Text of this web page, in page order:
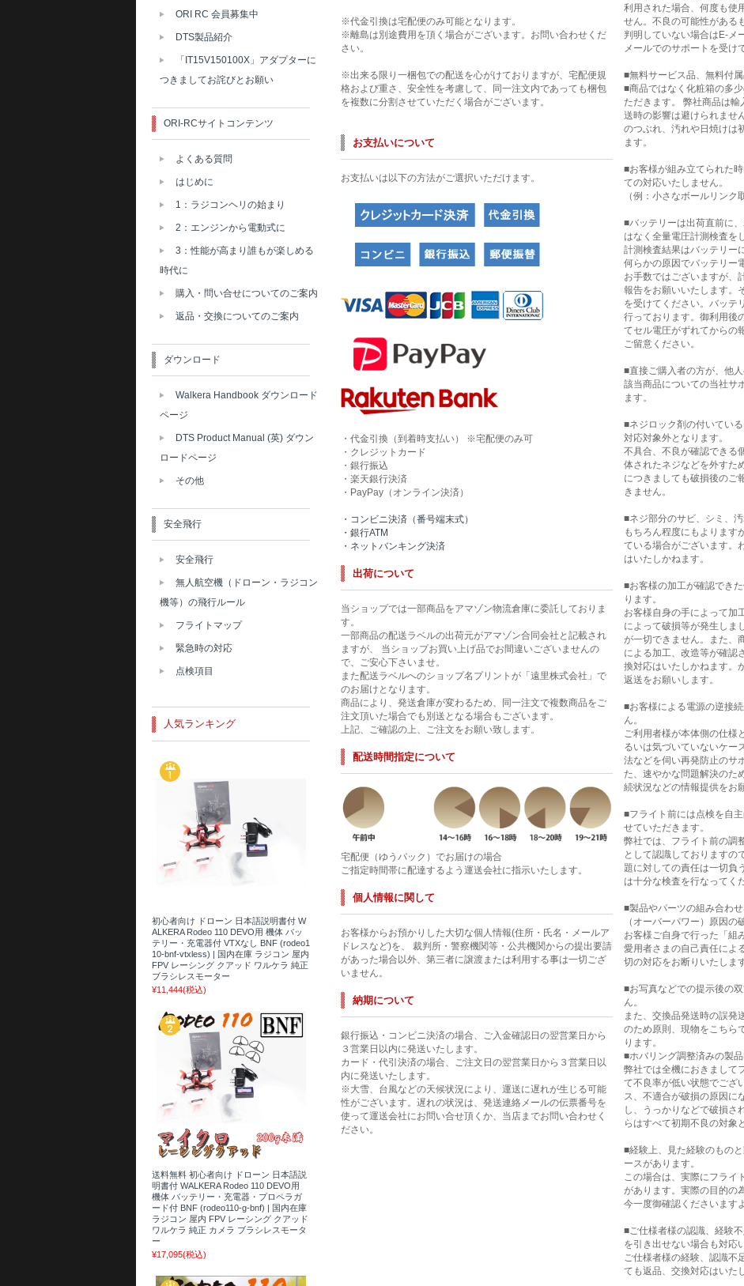
※代金引換は宅配便のみ可能となります。
※離島は別途費用を頂く場合がございます。お問い合わせくだ
さい。
※出来る限り一梱包での配送を心がけておりますが、宅配便規
格および重さ、安全性を考慮して、同一注文内であっても梱包
を複数に分割させていただく場合がございます。
お支払いについて
お支払いは以下の方法がご選択いただけます。
・代金引換（到着時支払い） ※宅配便のみ可
・クレジットカード
・銀行振込
・楽天銀行決済
・PayPay（オンライン決済）
・コンビニ決済（番号端末式）
・銀行ATM
・ネットバンキング決済
出荷について
当ショップでは一部商品をアマゾン物流倉庫に委託しておりま
す。
一部商品の配送ラベルの出荷元がアマゾン合同会社と記載され
ますが、 当ショップお買い上げ品でお間違いございませんの
で、ご安心下さいませ。
また配送ラベルへのショップ名プリントが「遠里株式会社」で
のお届けとなります。
商品により、発送倉庫が変わるため、同一注文で複数商品をご
注文頂いた場合でも別送となる場合もございます。
上記、ご確認の上、ご注文をお願い致します。
配送時間指定について
宅配便（ゆうパック）でお届けの場合
ご指定時間帯に配達するよう運送会社に指示いたします。
個人情報に関して
お客様からお預かりした大切な個人情報(住所・氏名・メールア
ドレスなど)を、 裁判所・警察機関等・公共機関からの提出要請
があった場合以外、第三者に譲渡または利用する事は一切ござ
いません。
納期について
銀行振込・コンビニ決済の場合、ご入金確認日の翌営業日から
３営業日以内に発送いたします。
カード・代引決済の場合、ご注文日の翌営業日から３営業日以
内に発送いたします。
※大雪、台風などの天候状況により、運送に遅れが生じる可能
性がございます。遅れの状況は、発送連絡メールの伝票番号を
使って運送会社にお問い合せ頂くか、当店までお問い合わせく
ださい。
利用された場合、何度も使
せん。不良の可能性がある
判明していない場合はE-メ
メールでのサポートを受け
■無料サービス品、無料付
■商品ではなく化粧箱の多
ただきます。 弊社商品は
送時の影響は避けられませ
のつぶれ、汚れや日焼けは
ます。
■お客様が組み立てられた
ての対応いたしません。
（例：小さなボールリンク
■バッテリーは出荷直前に
はなく全量電圧計測検査を
計測検査結果はバッテリー
何らかの原因でバッテリー
お手数ではございますが、
報告をお願いいたします。
を受けてください。バッテ
行っております。御利用後
てセル電圧がずれてからの
ご留意ください。
■直接ご購入者の方が、他
該当商品についての当社サ
ます。
■ネジロック剤の付いてい
対応対象外となります。
不具合、不良が確認できる
体されたネジなどを外すた
につきましても破損後のご
きません。
■ネジ部分のサビ、シミ、
もちろん程度にもよります
ている場合がございます。
はいたしかねます。
■お客様の加工が確認でき
ります。
お客様自身の手によって加
によって破損等が発生しま
が一切できません。また、
による加工、改造等が確認
換対応はいたしかねます。
返送をお願いします。
■お客様による電源の逆接
ん。
ご利用者様が本体側の仕様
るいは気づいていないケー
法などを伺い再発防止のサ
た、速やかな問題解決のた
続状況などの情報提供をお
■フライト前には点検を自
せていただきます。
弊社では、フライト前の調
として認識しておりますの
題に対しての責任は一切負
は十分な検査を行なってく
■製品やパーツの組み合わ
（オーバーパワー）原因の
お客様ご自身で行った「組
愛用者さまの自己責任によ
切の対応をお断りいたします
■お写真などでの提示後の
ん。
また、交換品発送時の誤発
のため原則、現物をこちら
ります。
■ホバリング調整済みの製
弊社では全機におきまして
て不良率が低い状態でござ
ス、不適合が破損の原因に
し、うっかりなどで破損さ
らはすべて初期不良の対象
■経験上、見た経験のもの
ースがあります。
この場合は、実際にフライ
があります。実際の目的の
今一度御確認くださいます
■ご仕様者様の認識、経験
を引き出せない場合も対応
ご仕様者様の経験、認識不
ても返品、交換対応はいた
ORI RC 会員募集中
DTS製品紹介
「IT15V150100X」アダプターに
つきましてお詫びとお願い
ORI-RCサイトコンテンツ
よくある質問
はじめに
1：ラジコンヘリの始まり
2：エンジンから電動式に
3：性能が高まり誰もが楽しめる
時代に
購入・問い合せについてのご案内
返品・交換についてのご案内
ダウンロード
Walkera Handbook ダウンロード
ページ
DTS Product Manual (英) ダウン
ロードページ
その他
安全飛行
安全飛行
無人航空機（ドローン・ラジコン
機等）の飛行ルール
フライトマップ
緊急時の対応
点検項目
人気ランキング
初心者向け ドローン 日本語説明書付 W
ALKERA Rodeo 110 DEVO用 機体 バッ
テリー・充電器付 VTXなし BNF (rodeo1
10-bnf-vtxless) | 国内在庫 ラジコン 屋内
FPV レーシング クアッド ワルケラ 純正
ブラシレスモーター
¥11,444(税込)
送料無料 初心者向け ドローン 日本語説
明書付 WALKERA Rodeo 110 DEVO用
機体 バッテリー・充電器・プロペラガ
ード付 BNF (rodeo110-g-bnf) | 国内在庫
ラジコン 屋内 FPV レーシング クアッド
ワルケラ 純正 カメラ ブラシレスモータ
ー
¥17,095(税込)